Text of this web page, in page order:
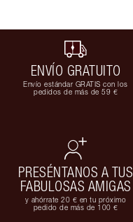
ENVÍO GRATUITO
Envío estándar GRATIS con los
pedidos de más de 59 €
PRESÉNTANOS A TUS
FABULOSAS AMIGAS
y ahórrate 20 € en tu próximo
pedido de más de 100 €